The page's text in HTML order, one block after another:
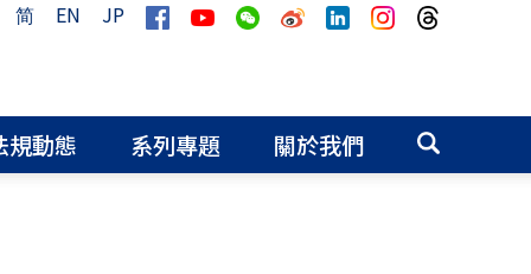
简 EN JP
規動態 系列專題 關於我們